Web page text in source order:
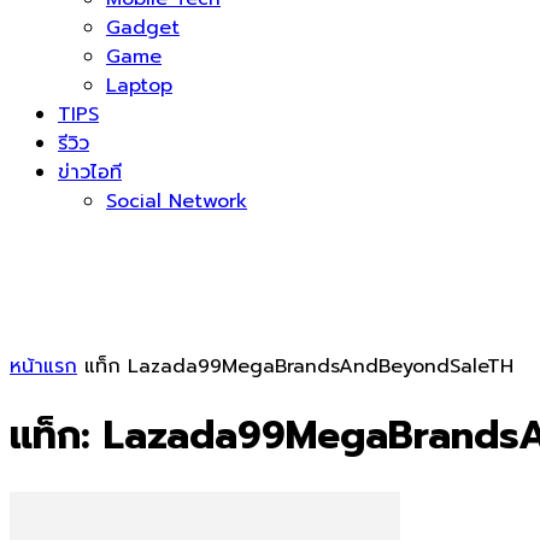
Gadget
Game
Laptop
TIPS
รีวิว
ข่าวไอที
Social Network
หน้าแรก แท็ก Lazada99MegaBrandsAndBeyondSaleTH
แท็ก: